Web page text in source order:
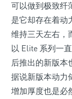
可以做到极致纤
是它却存在着动
维持三天左右，
以 Elite 系列一
后推出的新版本
据说新版本动力
增加厚度也是必